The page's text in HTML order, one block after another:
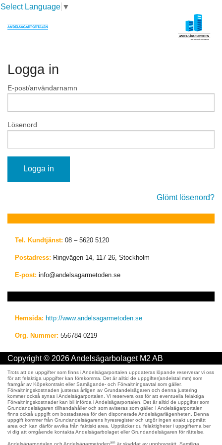
Select Language ▼
Logga in
E-post/användarnamn
Lösenord
Glömt lösenord?
Tel. Kundtjänst: 08 – 5620 5120
Postadress: Ringvägen 14, 117 26, Stockholm
E-post: info@andelsagarmetoden.se
Hemsida: http://www.andelsagarmetoden.se
Org. Nummer: 556784-0219
Copyright © 2026 Andelsägarbolaget M2 AB
Trots att de uppgifter som finns i Andelsägarportalen uppdateras löpande reserverar vi oss
för att felaktiga uppgifter kan förekomma. Det är alltid de uppgifter(andelstal mm) som
framgår av Köpekontrakt eller Samägande- och Förvaltningsavtal som gäller.
Förvaltningskostnaden justeras årligen av Grundandelsägaren och denna justering
kommer också synas i Andelsägarportalen. Vi reservera oss för att eventuella felaktiga
Förvaltningskostnader kan bli införda i Andelsägarportalen. Det är alltid de uppgifter som
Grundandelsägaren tillhandahåller och som aviseras som gäller. I Andelsägarportalen
finns också uppgift om bostadsarea för den disponerade Andelsägarlägenheten. Denna
uppgift kommer från Grundandelsägarens hyresregister och utgör ingen exakt uppmätt
area och kan därför avvika från faktiskt area. Upptäcker du felaktigheter i uppgifterna ber
vi dig att omgående kontakta Andelsägarbolaget eller Grundandelsägaren för rättelse.
Andelsägarportalen och Andelsägarmetodenam är skyddat av upphovsrätt. Samtliga